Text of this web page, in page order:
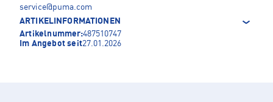
service@puma.com
ARTIKELINFORMATIONEN
Artikelnummer:487510747
Im Angebot seit27.01.2026